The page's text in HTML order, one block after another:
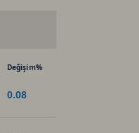
Değişim%
0.08